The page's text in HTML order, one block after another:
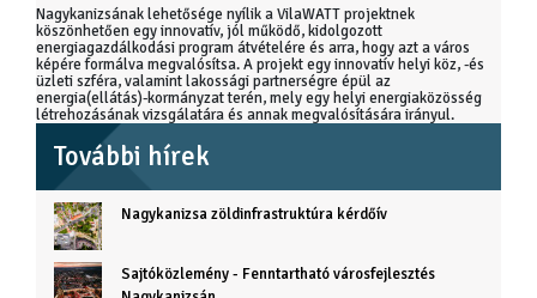
Nagykanizsának lehetősége nyílik a VilaWATT projektnek
köszönhetően egy innovatív, jól működő, kidolgozott
energiagazdálkodási program átvételére és arra, hogy azt a város
képére formálva megvalósítsa. A projekt egy innovatív helyi köz, -és
üzleti szféra, valamint lakossági partnerségre épül az
energia(ellátás)-kormányzat terén, mely egy helyi energiaközösség
létrehozásának vizsgálatára és annak megvalósítására irányul.
További hírek
Nagykanizsa zöldinfrastruktúra kérdőív
Sajtóközlemény - Fenntartható városfejlesztés